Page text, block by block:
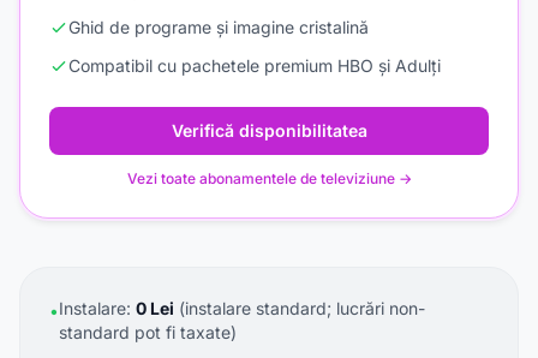
Ghid de programe și imagine cristalină
Compatibil cu pachetele premium HBO și Adulți
Verifică disponibilitatea
Vezi toate abonamentele de televiziune →
•Instalare: 0 Lei (instalare standard; lucrări non-
standard pot fi taxate)